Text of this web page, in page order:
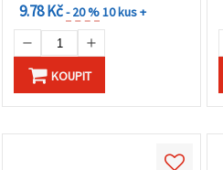
9.78 Kč- 20 %10 kus +
KOUPIT